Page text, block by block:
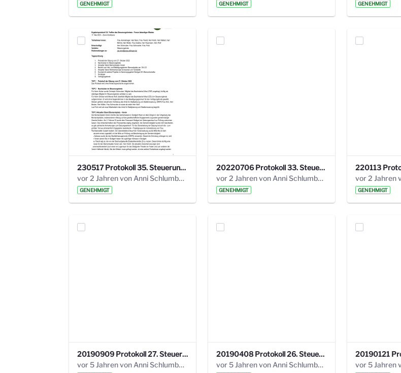
GENEHMIGT GENEHMIGT GENEHMIGT
230517 Protokoll 35. Steuerungskreis.pdf
vor 2 Jahren von Anni Schlumberger
GENEHMIGT
20220706 Protokoll 33. Steuerungskreis.pdf
vor 2 Jahren von Anni Schlumberger
GENEHMIGT GENEHMIGT
20190909 Protokoll 27. Steuerungskreis.pdf
vor 5 Jahren von Anni Schlumberger
20190408 Protokoll 26. Steuerungskreis.pdf
vor 5 Jahren von Anni Schlumberger